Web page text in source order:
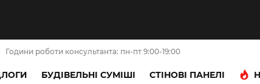
Години роботи консультанта: пн-пт 9:00-19:00
БУДІВЕЛЬНІ СУМІШІ CТІНОВІ ПАНЕЛІ